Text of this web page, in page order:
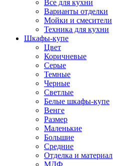
Все для кухни
Варианты отделки
Мойки и смесители
Техника для кухни
Шкафы-купе
Цвет
Коричневые
Серые
Темные
Черные
Светлые
Белые шкафы-купе
Венге
Размер
Маленькие
Большие
Средние
Отделка и материал
МДФ